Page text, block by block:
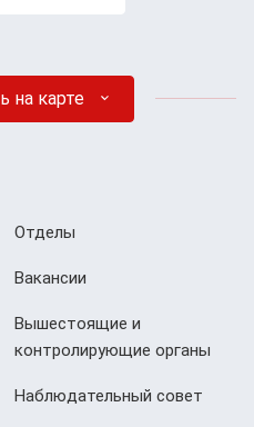
на карте
Отделы
Вакансии
Вышестоящие и
контролирующие органы
Наблюдательный совет